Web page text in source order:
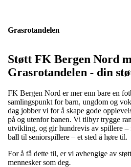
Grasrotandelen
Støtt FK Bergen Nord
Grasrotandelen - din
FK Bergen Nord er mer enn bare en
samlingspunkt for barn, ungdom og
dag jobber vi for å skape gode
på og utenfor banen. Vi tilbyr trygge
utvikling, og gir hundrevis av spillere –
ball til seniorspillere – et sted å høre til.
For å få dette til, er vi avhengige av
mennesker som deg.